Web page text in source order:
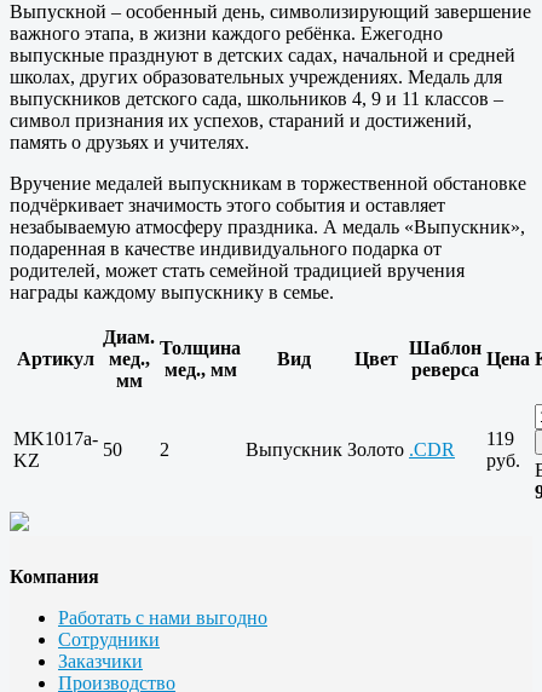
Выпускной – особенный день, символизирующий завершение
важного этапа, в жизни каждого ребёнка. Ежегодно
выпускные празднуют в детских садах, начальной и средней
школах, других образовательных учреждениях. Медаль для
выпускников детского сада, школьников 4, 9 и 11 классов ­­–
символ признания их успехов, стараний и достижений,
память о друзьях и учителях.
Вручение медалей выпускникам в торжественной обстановке
подчёркивает значимость этого события и оставляет
незабываемую атмосферу праздника. А медаль «Выпускник»,
подаренная в качестве индивидуального подарка от
родителей, может стать семейной традицией вручения
награды каждому выпускнику в семье.
Артикул
Диам.
мед.,
мм
Толщина
мед., мм
Вид Цвет
Шаблон
реверса
Цена
MK1017a-
KZ
50 2 Выпускник Золото .CDR
119
руб.
Компания
Работать с нами выгодно
Сотрудники
Заказчики
Производство